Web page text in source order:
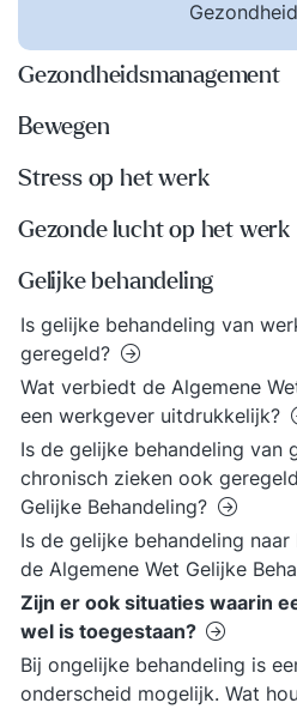
Gezondheidsmanagement
Bewegen
Stress op het werk
Gezonde lucht op het werk
Gelijke behandeling
Is gelijke behandeling van
geregeld?
Wat verbiedt de Algemene
een werkgever uitdrukkelijk?
Is de gelijke behandeling van
chronisch zieken ook
Gelijke Behandeling?
Is de gelijke behandeling
de Algemene Wet Gelijke
Zijn er ook situaties waarin
wel is toegestaan?
Bij ongelijke behandeling is
onderscheid mogelijk. Wat